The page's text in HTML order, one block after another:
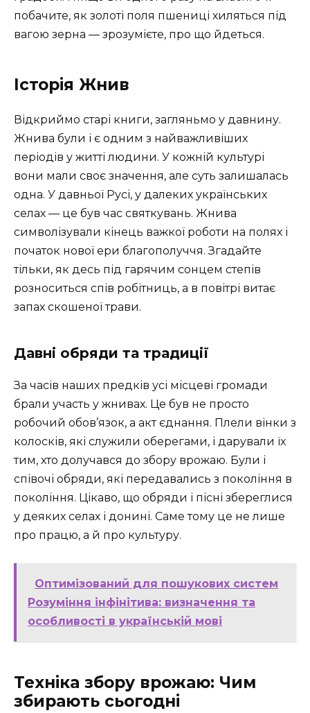
побачите, як золоті поля пшениці хиляться під
вагою зерна — зрозумієте, про що йдеться.
Історія Жнив
Відкриймо старі книги, загляньмо у давнину.
Жнива були і є одним з найважливіших
періодів у житті людини. У кожній культурі
вони мали своє значення, але суть залишалась
одна. У давньої Русі, у далеких українських
селах — це був час святкувань. Жнива
символізували кінець важкої роботи на полях і
початок нової ери благополуччя. Згадайте
тільки, як десь під гарячим сонцем степів
розноситься спів робітниць, а в повітрі витає
запах скошеної трави.
Давні обряди та традиції
За часів наших предків усі місцеві громади
брали участь у жнивах. Це був не просто
робочий обов’язок, а акт єднання. Плели вінки з
колосків, які служили оберегами, і дарували їх
тим, хто долучався до збору врожаю. Були і
співочі обряди, які передавались з покоління в
покоління. Цікаво, що обряди і пісні збереглися
у деяких селах і донині. Саме тому це не лише
про працю, а й про культуру.
Оптимізований для пошукових систем
Розуміння інфінітива: визначення та
особливості в українській мові
Техніка збору врожаю: Чим
збирають сьогодні